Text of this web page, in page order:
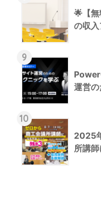
🌟【
の収入
9
運営
10
2025
所講